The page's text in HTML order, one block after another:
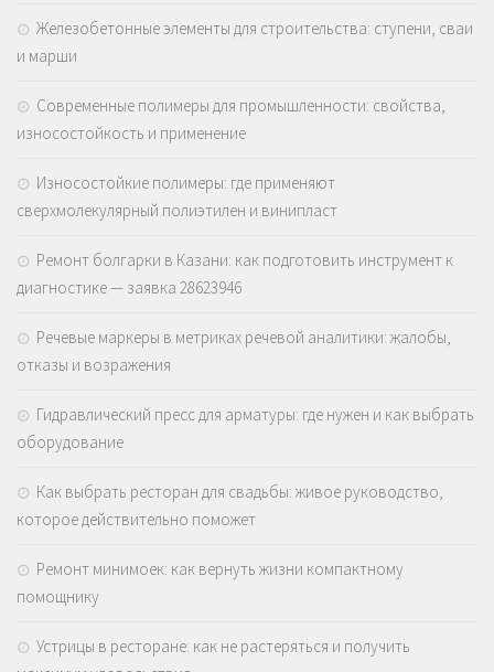
Железобетонные элементы для строительства: ступени, сваи
и марши
Современные полимеры для промышленности: свойства,
износостойкость и применение
Износостойкие полимеры: где применяют
сверхмолекулярный полиэтилен и винипласт
Ремонт болгарки в Казани: как подготовить инструмент к
диагностике — заявка 28623946
Речевые маркеры в метриках речевой аналитики: жалобы,
отказы и возражения
Гидравлический пресс для арматуры: где нужен и как выбрать
оборудование
Как выбрать ресторан для свадьбы: живое руководство,
которое действительно поможет
Ремонт минимоек: как вернуть жизни компактному
помощнику
Устрицы в ресторане: как не растеряться и получить